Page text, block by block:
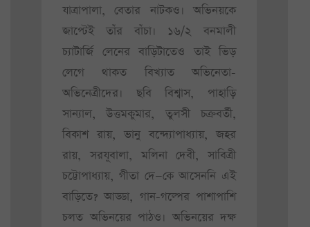
যাত্রাপালা, বেতার নাটকও। অভিনয়কে
জাপ্টেই তাঁর বাঁচা। ১৬/২ বনমালী
চ্যাটার্জি লেনের বাড়িটাতেও তাই ভিড়
লেগে থাকত বিখ্যাত অভিনেতা-
অভিনেত্রীদের। ছবি বিশ্বাস, পাহাড়ি
সান্যাল, উত্তমকুমার, তুলসী চক্রবর্তী,
বিকাশ রায়, ভানু বন্দ্যোপাধ্যায়, জহর
রায়, সরযূবালা, মলিনা দেবী, সাবিত্রী
চট্টোপাধ্যায়, গীতা দে—কে আসেননি এই
বাড়িতে? আড্ডা, গান-গল্পের পাশাপাশি
চলত অভিনয়ের পাঠও। অভিনয়ের দক্ষ